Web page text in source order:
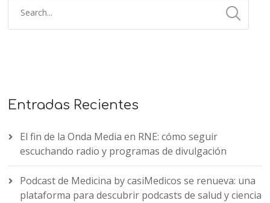
Entradas Recientes
El fin de la Onda Media en RNE: cómo seguir
escuchando radio y programas de divulgación
Podcast de Medicina by casiMedicos se renueva: una
plataforma para descubrir podcasts de salud y ciencia